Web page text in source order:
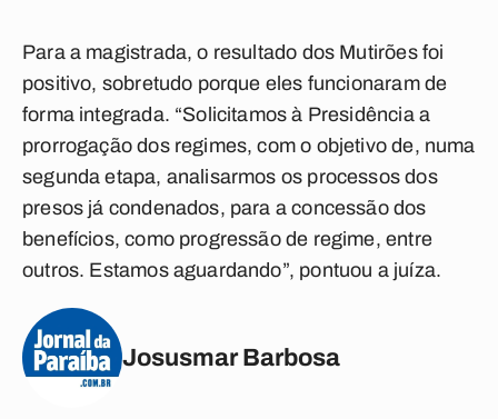
Para a magistrada, o resultado dos Mutirões foi
positivo, sobretudo porque eles funcionaram de
forma integrada. “Solicitamos à Presidência a
prorrogação dos regimes, com o objetivo de, numa
segunda etapa, analisarmos os processos dos
presos já condenados, para a concessão dos
benefícios, como progressão de regime, entre
outros. Estamos aguardando”, pontuou a juíza.
Josusmar Barbosa